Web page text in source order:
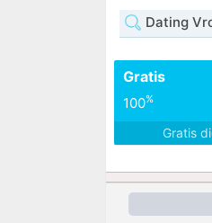
Dating
Gratis
100%
Gratis